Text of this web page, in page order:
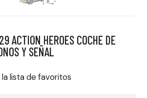
ACTION HEROES COCHE DE
Y SEÑAL
lista de favoritos